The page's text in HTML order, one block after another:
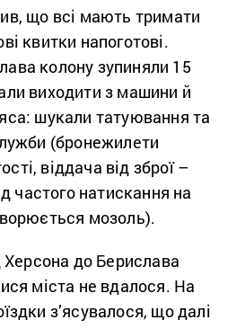
що всі мають тримати
квитки напоготові.
колону зупиняли 15
виходити з машини й
шукали татуювання та
(бронежилети
віддача від зброї –
частого натискання на
мозоль).
Херсона до Берислава
міста не вдалося. На
з’ясувалося, що далі